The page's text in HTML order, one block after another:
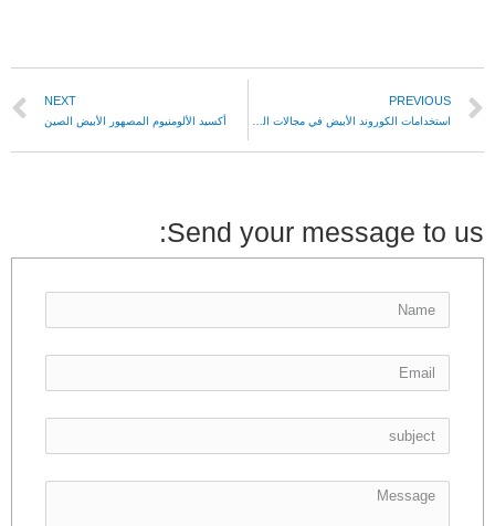
PREVIOUS
NEXT
أكسيد الألومنيوم المصهور الأبيض الصين
Send your message to us: